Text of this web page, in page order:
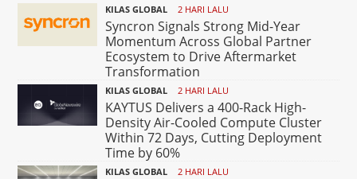
KILAS GLOBAL 2 HARI LALU
Syncron Signals Strong Mid-Year
Momentum Across Global Partner
Ecosystem to Drive Aftermarket
Transformation
KILAS GLOBAL 2 HARI LALU
KAYTUS Delivers a 400-Rack High-
Density Air-Cooled Compute Cluster
Within 72 Days, Cutting Deployment
Time by 60%
KILAS GLOBAL 2 HARI LALU